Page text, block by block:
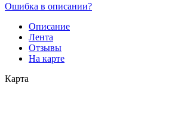
Ошибка в описании?
Описание
Лента
Отзывы
На карте
Карта